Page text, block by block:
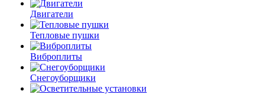
Двигатели
Тепловые пушки
Виброплиты
Снегоуборщики